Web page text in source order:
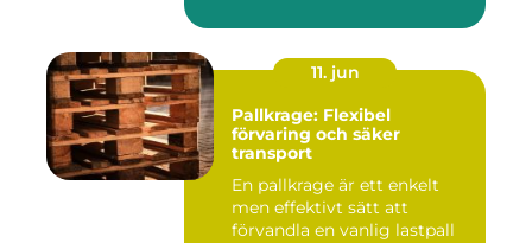
11. jun
Pallkrage: Flexibel
förvaring och säker
transport
En pallkrage är ett enkelt
men effektivt sätt att
förvandla en vanlig lastpall